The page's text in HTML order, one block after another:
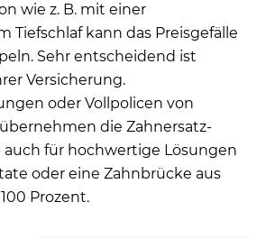
wie z. B. mit einer
Tiefschlaf kann das Preisgefälle
Sehr entscheidend ist
Versicherung.
oder Vollpolicen von
die Zahnersatz-
auch für hochwertige Lösungen
oder eine Zahnbrücke aus
Prozent.